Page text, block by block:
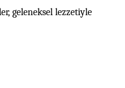
geleneksel lezzetiyle